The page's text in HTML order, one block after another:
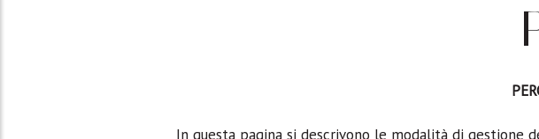
In questa pagina si descrivono le modalità di